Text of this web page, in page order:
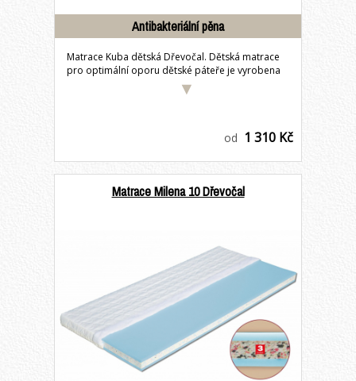
Antibakteriální pěna
Matrace Kuba dětská Dřevočal. Dětská matrace
pro optimální oporu dětské páteře je vyrobena
od 1 310 Kč
Matrace Milena 10 Dřevočal